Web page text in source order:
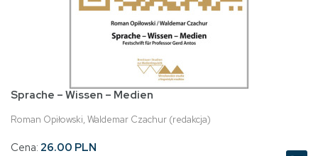
Sprache – Wissen – Medien
Roman Opiłowski, Waldemar Czachur (redakcja)
Cena: 26.00 PLN